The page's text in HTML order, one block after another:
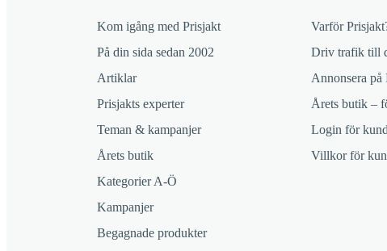
Kom igång med Prisjakt
På din sida sedan 2002
Artiklar
Prisjakts experter
Teman & kampanjer
Årets butik
Kategorier A-Ö
Kampanjer
Begagnade produkter
Varför
Driv trafik till
Annonsera på
Årets butik –
Login för
Villkor för